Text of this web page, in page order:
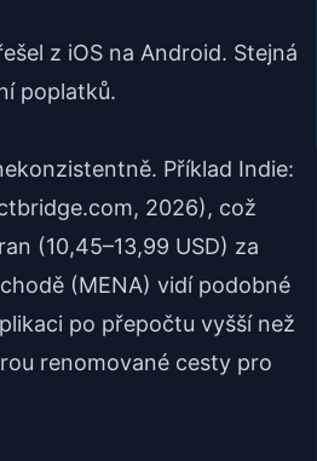
z iOS na Android. Stejná
poplatků.
Příklad Indie:
2026), což
(10,45–13,99 USD) za
(MENA) vidí podobné
po přepočtu vyšší než
renomované cesty pro